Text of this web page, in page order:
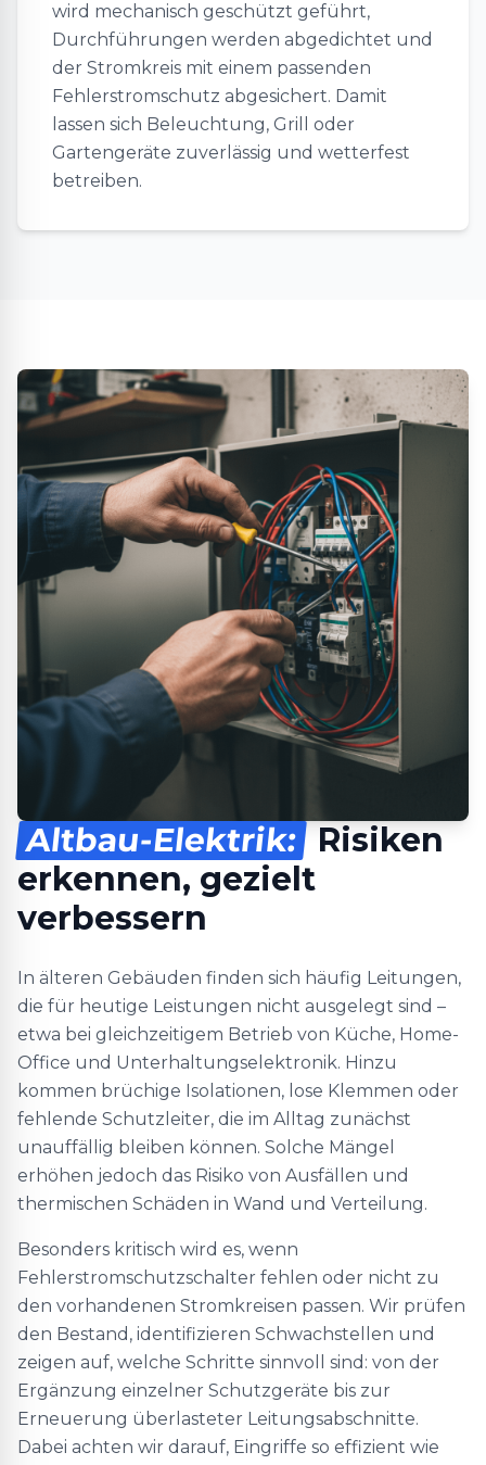
wird mechanisch geschützt geführt,
Durchführungen werden abgedichtet und
der Stromkreis mit einem passenden
Fehlerstromschutz abgesichert. Damit
lassen sich Beleuchtung, Grill oder
Gartengeräte zuverlässig und wetterfest
betreiben.
Altbau-Elektrik: Risiken
erkennen, gezielt
verbessern
In älteren Gebäuden finden sich häufig Leitungen,
die für heutige Leistungen nicht ausgelegt sind –
etwa bei gleichzeitigem Betrieb von Küche, Home-
Office und Unterhaltungselektronik. Hinzu
kommen brüchige Isolationen, lose Klemmen oder
fehlende Schutzleiter, die im Alltag zunächst
unauffällig bleiben können. Solche Mängel
erhöhen jedoch das Risiko von Ausfällen und
thermischen Schäden in Wand und Verteilung.
Besonders kritisch wird es, wenn
Fehlerstromschutzschalter fehlen oder nicht zu
den vorhandenen Stromkreisen passen. Wir prüfen
den Bestand, identifizieren Schwachstellen und
zeigen auf, welche Schritte sinnvoll sind: von der
Ergänzung einzelner Schutzgeräte bis zur
Erneuerung überlasteter Leitungsabschnitte.
Dabei achten wir darauf, Eingriffe so effizient wie